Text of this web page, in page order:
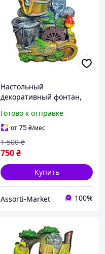
Настольный
декоративный фонтан,
воздуха со слоником и
грибочками 20х13х9см
Готово к отправке
от75₴/мес
750₴
1 500 ₴
Купить
Assorti-Market 100%